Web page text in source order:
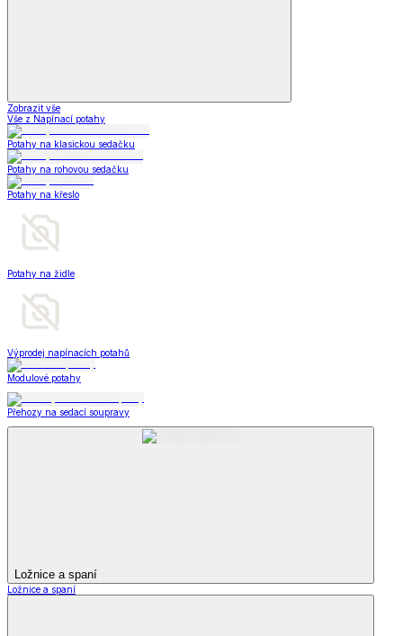
Zobrazit vše
Vše z Napínací potahy
Potahy na klasickou sedačku
Potahy na rohovou sedačku
Potahy na křeslo
Potahy na židle
Výprodej napínacích potahů
Modulové potahy
Přehozy na sedací soupravy
Ložnice a spaní
Ložnice a spaní